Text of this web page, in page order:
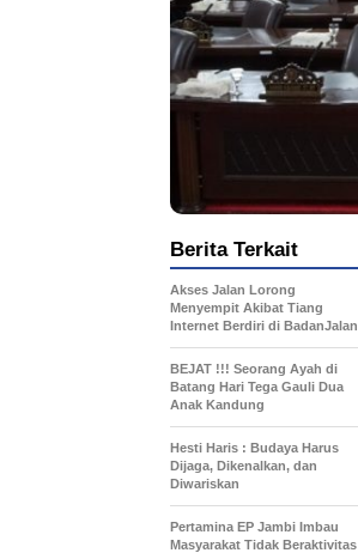
Berita Terkait
Akses Jalan Lorong
Menyempit Akibat Tiang
Internet Berdiri di BadanJalan
BEJAT !!! Seorang Ayah di
Batang Hari Tega Gauli Dua
Anak Kandung
Hesti Haris : Budaya Harus
Dijaga, Dikenalkan, dan
Diwariskan
Pertamina EP Jambi Imbau
Masyarakat Tidak Beraktivitas